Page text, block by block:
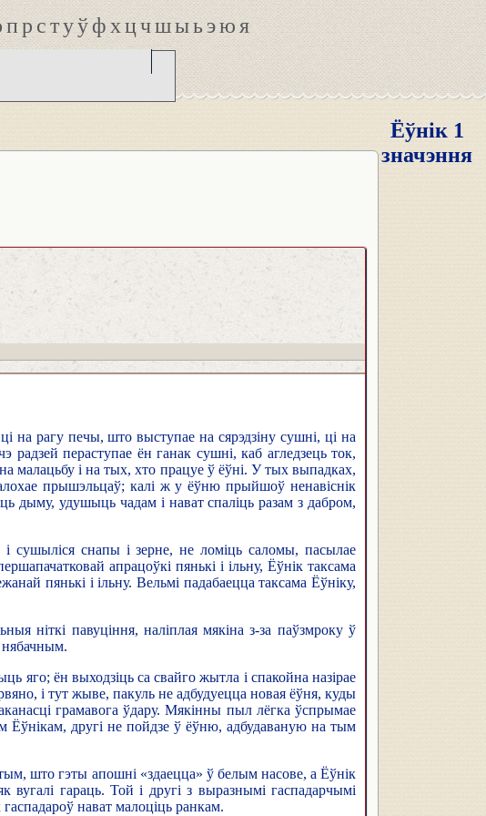
прстуўфхцчшыьэюя
Ёўнік 1
значэння
на рагу печы, што выступае на сярэдзіну сушні, ці на
пераступае ён ганак сушні, каб агледзець ток,
малацьбу і на тых, хто працуе ў ёўні. У тых выпадках,
прышэльцаў; калі ж у ёўню прыйшоў ненавіснік
дыму, удушыць чадам і нават спаліць разам з дабром,
сушыліся снапы і зерне, не ломіць саломы, пасылае
апрацоўкі пянькі і ільну, Ёўнік таксама
пянькі і ільну. Вельмі падабаецца таксама Ёўніку,
ніткі павуціння, наліплая мякіна з-за паўзмроку ў
нябачным.
яго; ён выходзіць са свайго жытла і спакойна назірае
і тут жыве, пакуль не адбудуецца новая ёўня, куды
грамавога ўдару. Мякінны пыл лёгка ўспрымае
Ёўнікам, другі не пойдзе ў ёўню, адбудаваную на тым
што гэты апошні «здаецца» ў белым насове, а Ёўнік
гараць. Той і другі з выразнымі гаспадарчымі
нават малоціць ранкам.